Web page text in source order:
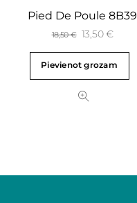
Pied De Poule 8B39
18,50€ 13,50€
Pievienot grozam